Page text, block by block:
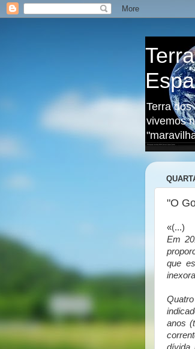
Terra
vivemos
"O
«(...)
Em
que
anos